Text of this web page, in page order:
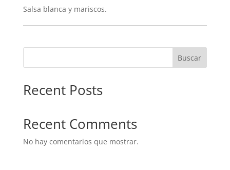
Salsa blanca y mariscos.
Buscar
Recent Posts
Recent Comments
No hay comentarios que mostrar.